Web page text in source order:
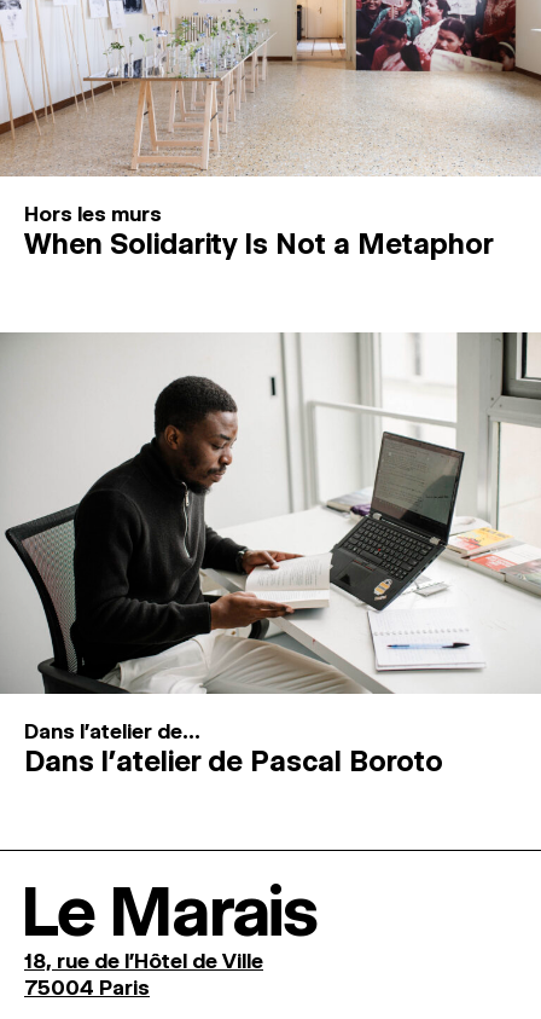
Hors les murs
When Solidarity Is Not a Metaphor
Dans l'atelier de...
Dans l’atelier de Pascal Boroto
Le Marais
18, rue de l'Hôtel de Ville
75004 Paris